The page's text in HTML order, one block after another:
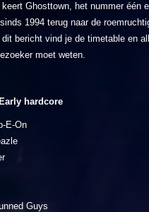
Ghosttown, het nummer één
1994 terug naar de
bericht vind je de timetable en
moet weten.
hardcore
E-On
Guys